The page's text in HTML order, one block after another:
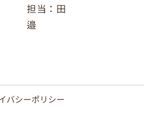
担当：田
邉
バシーポリシー